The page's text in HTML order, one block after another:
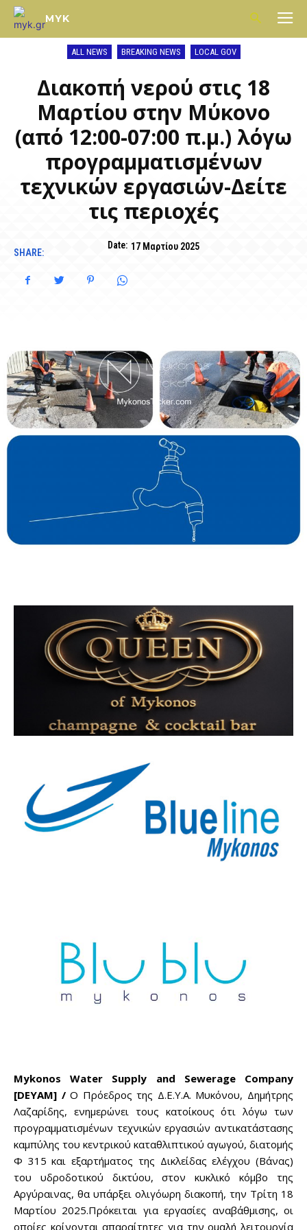
MYK
ALL NEWS BREAKING NEWS LOCAL GOV
Διακοπή νερού στις 18
Μαρτίου στην Μύκονο
(από 12:00-07:00 π.μ.) λόγω
προγραμματισμένων
τεχνικών εργασιών-Δείτε
τις περιοχές
Date: 17 Μαρτίου 2025
SHARE:
Mykonos Water Supply and Sewerage Company
[DEYAM] /Ο Πρόεδρος της Δ.Ε.Υ.Α. Μυκόνου, Δημήτρης
Λαζαρίδης, ενημερώνει τους κατοίκους ότι λόγω των
προγραμματισμένων τεχνικών εργασιών αντικατάστασης
καμπύλης του κεντρικού καταθλιπτικού αγωγού, διατομής
Φ 315 και εξαρτήματος της Δικλείδας ελέγχου (Βάνας)
του υδροδοτικού δικτύου, στον κυκλικό κόμβο της
Αργύραινας, θα υπάρξει ολιγόωρη διακοπή, την Τρίτη 18
Μαρτίου 2025.Πρόκειται για εργασίες αναβάθμισης, οι
οποίες κρίνονται απαραίτητες για την ομαλή λειτουργία